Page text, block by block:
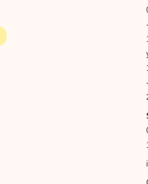
-
-